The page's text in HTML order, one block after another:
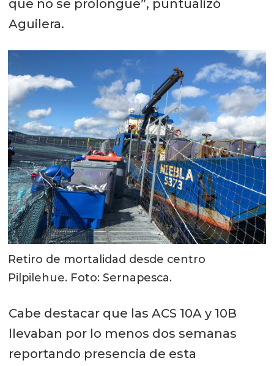
que no se prolongue”, puntualizó
Aguilera.
Retiro de mortalidad desde centro
Pilpilehue. Foto: Sernapesca.
Cabe destacar que las ACS 10A y 10B
llevaban por lo menos dos semanas
reportando presencia de esta